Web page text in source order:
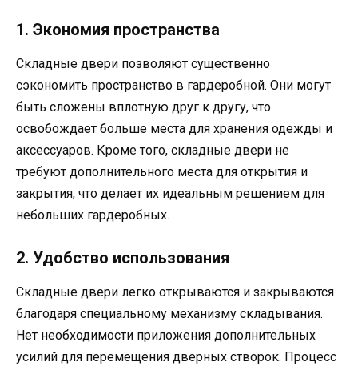
1. Экономия пространства
Складные двери позволяют существенно
сэкономить пространство в гардеробной. Они могут
быть сложены вплотную друг к другу, что
освобождает больше места для хранения одежды и
аксессуаров. Кроме того, складные двери не
требуют дополнительного места для открытия и
закрытия, что делает их идеальным решением для
небольших гардеробных.
2. Удобство использования
Складные двери легко открываются и закрываются
благодаря специальному механизму складывания.
Нет необходимости приложения дополнительных
усилий для перемещения дверных створок. Процесс